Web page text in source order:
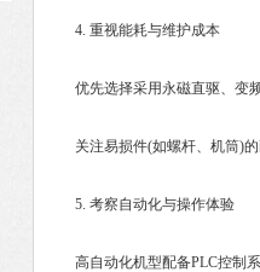
4. ‌重视能耗与维护成本‌
优先选择采用‌永磁直驱、变频
关注易损件(如螺杆、机筒)的
5. ‌考察自动化与操作体验‌
高自动化机型配备‌PLC控制系